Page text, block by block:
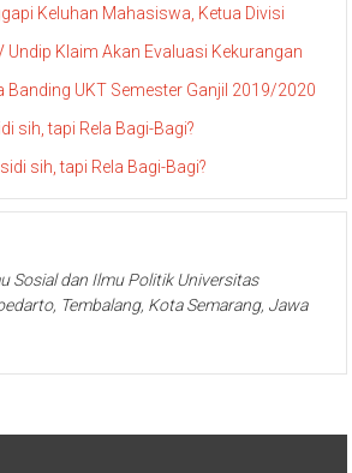
Keluhan Mahasiswa, Ketua Divisi
Undip Klaim Akan Evaluasi Kekurangan
Banding UKT Semester Ganjil 2019/2020
sih, tapi Rela Bagi-Bagi?
sih, tapi Rela Bagi-Bagi?
Sosial dan Ilmu Politik Universitas
Tembalang, Kota Semarang, Jawa